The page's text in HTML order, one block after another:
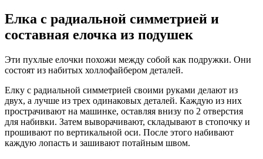
Елка с радиальной симметрией и
составная елочка из подушек
Эти пухлые елочки похожи между собой как подружки. Они
состоят из набитых холлофайбером деталей.
Елку с радиальной симметрией своими руками делают из
двух, а лучше из трех одинаковых деталей. Каждую из них
прострачивают на машинке, оставляя внизу по 2 отверстия
для набивки. Затем выворачивают, складывают в стопочку и
прошивают по вертикальной оси. После этого набивают
каждую лопасть и зашивают потайным швом.